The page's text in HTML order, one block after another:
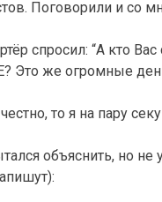
Поговорили и со
спросил: “А кто
Это же огромные
то я на пару
объяснить, но не